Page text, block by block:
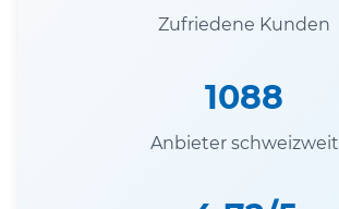
Zufriedene Kunden
1088
Anbieter schweizweit